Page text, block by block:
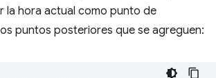
la hora actual como punto de
puntos posteriores que se agreguen: